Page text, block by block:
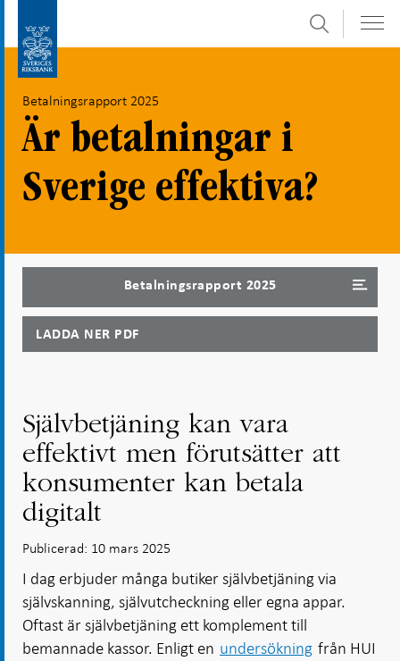
direkt
innehåll
undersidor
Sök
Betalningsrapport 2025
Är betalningar i
Sverige effektiva?
Betalningsrapport 2025
LADDA NER PDF
Självbetjäning kan vara
effektivt men förutsätter att
konsumenter kan betala
digitalt
Publicerad: 10 mars 2025
I dag erbjuder många butiker självbetjäning via
självskanning, självutcheckning eller egna appar.
Oftast är självbetjäning ett komplement till
bemannade kassor. Enligt en undersökning från HUI